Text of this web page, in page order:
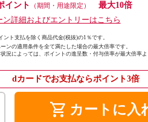
イント
（期間・用途限定）
最大10倍
ン詳細およびエントリーはこちら
ト支払を除く商品代金(税抜)の1％です。
ンの適用条件を全て満たした場合の最大倍率です。
況によっては、ポイントの進呈数・付与倍率が最大倍率
dカードでお支払ならポイント3倍
shopping_cart カートに入